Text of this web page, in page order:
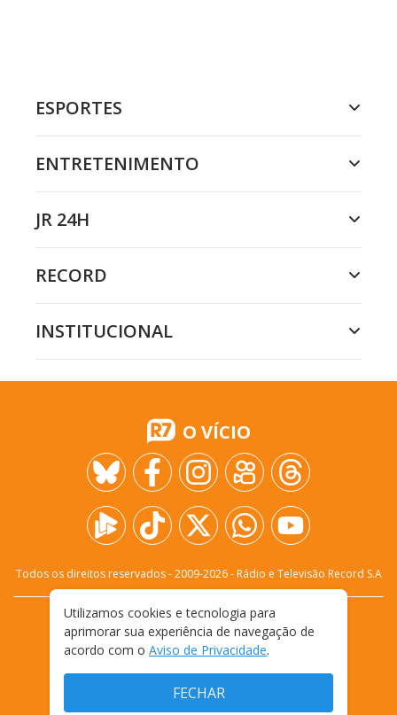
ESPORTES
ENTRETENIMENTO
JR 24H
RECORD
INSTITUCIONAL
O VÍCIO
Todos os direitos reservados - 2009-2026- Rádio e Televisão Record S.A
FALE CONOSCO
PRIVACIDADE
TERMOS E CONDIÇÕES DE USO
Utilizamos cookies e tecnologia para
aprimorar sua experiência de navegação de
acordo com o Aviso de Privacidade.
FECHAR